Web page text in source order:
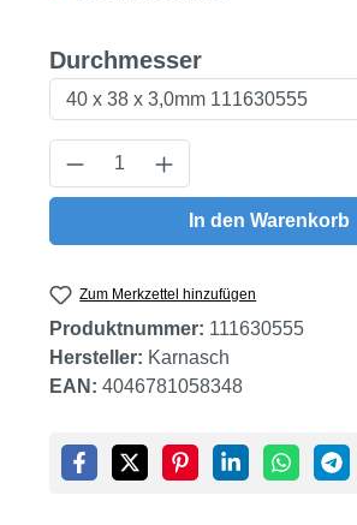
Durchmesserauswählen
Produkt Anzahl: Gib den
In den Warenkorb
Zum Merkzettel hinzufügen
Produktnummer: 111630555
Hersteller: Karnasch
EAN: 4046781058348